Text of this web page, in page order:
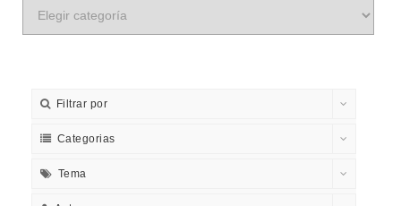
Filtrar por
Categorias
Tema